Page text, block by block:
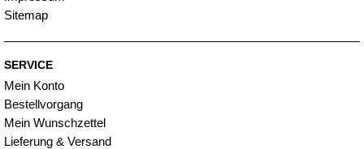
Sitemap
SERVICE
Mein Konto
Bestellvorgang
Mein Wunschzettel
Lieferung & Versand